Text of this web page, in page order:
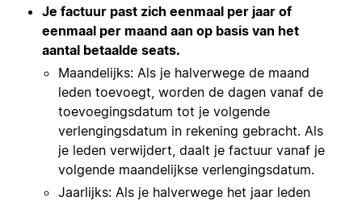
Je factuur past zich eenmaal per jaar of
eenmaal per maand aan op basis van het
aantal betaalde seats.
Maandelijks: Als je halverwege de maand
leden toevoegt, worden de dagen vanaf de
toevoegingsdatum tot je volgende
verlengingsdatum in rekening gebracht. Als
je leden verwijdert, daalt je factuur vanaf je
volgende maandelijkse verlengingsdatum.
Jaarlijks: Als je halverwege het jaar leden